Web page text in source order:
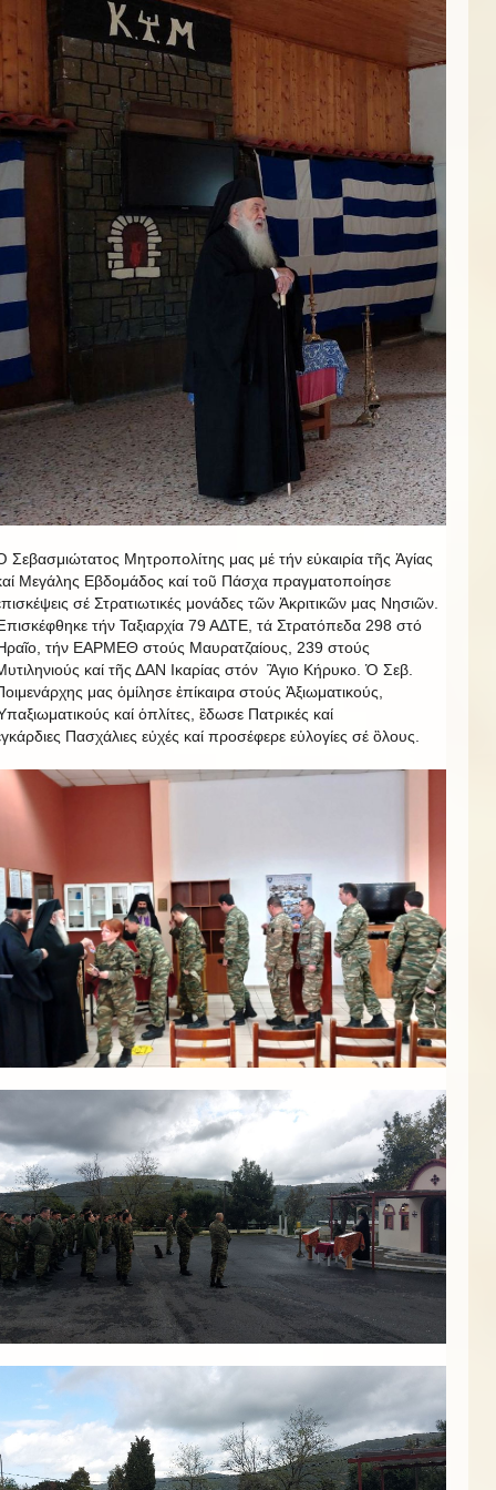
Σεβασμιώτατος Μητροπολίτης μας μέ τήν εὐκαιρία τῆς Ἀγίας
Μεγάλης Εβδομάδος καί τοῦ Πάσχα πραγματοποίησε
σέ Στρατιωτικές μονάδες τῶν Ἀκριτικῶν μας Νησιῶν.
τήν Ταξιαρχία 79 ΑΔΤΕ, τά Στρατόπεδα 298 στό
τήν ΕΑΡΜΕΘ στούς Μαυρατζαίους, 239 στούς
καί τῆς ΔΑΝ Ικαρίας στόν Ἃγιο Κήρυκο. Ὁ Σεβ.
μας ὁμίλησε ἐπίκαιρα στούς Ἀξιωματικούς,
καί ὁπλίτες, ἒδωσε Πατρικές καί
Πασχάλιες εὐχές καί προσέφερε εὐλογίες σέ ὃλους.